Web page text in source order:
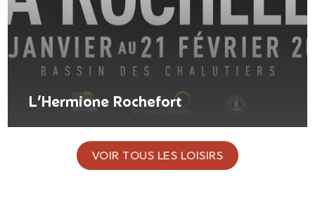
L’Hermione Rochefort
VOIR TOUS LES LOISIRS